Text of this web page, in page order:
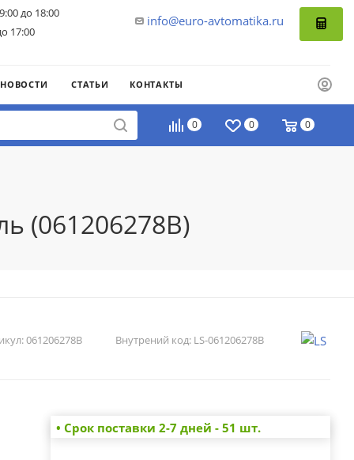
info@euro-avtomatika.ru
до 18:00
17:00
НОВОСТИ СТАТЬИ КОНТАКТЫ
0 0 0
(061206278B)
061206278B Внутрений код: LS-061206278B
• Cрок поставки 2-7 дней - 51 шт.